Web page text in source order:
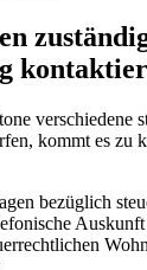
verschiedene
kommt es zu
bezüglich